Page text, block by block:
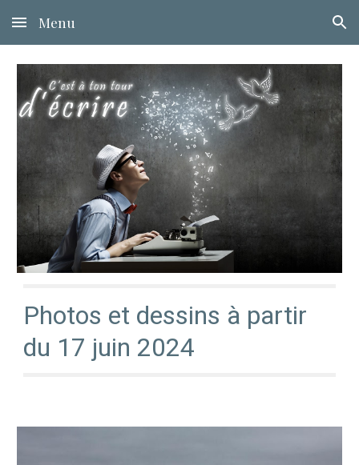
Skip to main content Skip to navigation
Menu
Photos et dessins à partir
du 17 juin 2024